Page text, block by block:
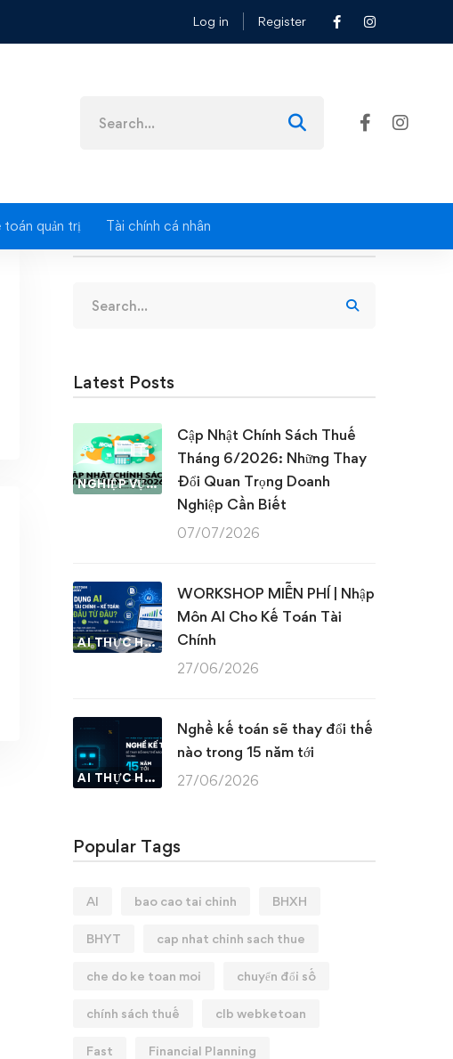
Log in Register
for:
toán quản trị Tài chính cá nhân
for:
Latest Posts
NGHIỆP VỤ KẾ TOÁN & THUẾ
Cập Nhật Chính Sách Thuế
Tháng 6/2026: Những Thay
Đổi Quan Trọng Doanh
Nghiệp Cần Biết
07/07/2026
AI THỰC HÀNH
WORKSHOP MIỄN PHÍ | Nhập
Môn AI Cho Kế Toán Tài
Chính
27/06/2026
AI THỰC HÀNH
Nghề kế toán sẽ thay đổi thế
nào trong 15 năm tới
27/06/2026
Popular Tags
AI bao cao tai chinh BHXH
BHYT cap nhat chinh sach thue
che do ke toan moi chuyển đổi số
chính sách thuế clb webketoan
Fast Financial Planning